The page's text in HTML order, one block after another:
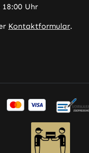
18:00 Uhr
Kontaktformular.
Facebook – öffnet
Instagram vorbei –
dich mit uns auf